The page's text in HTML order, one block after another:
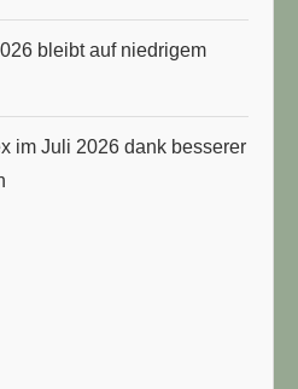
bleibt auf niedrigem
im Juli 2026 dank besserer